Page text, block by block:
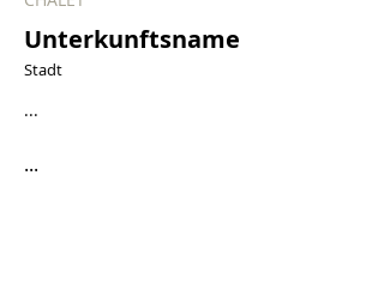
Unterkunftsname
Stadt
...
...